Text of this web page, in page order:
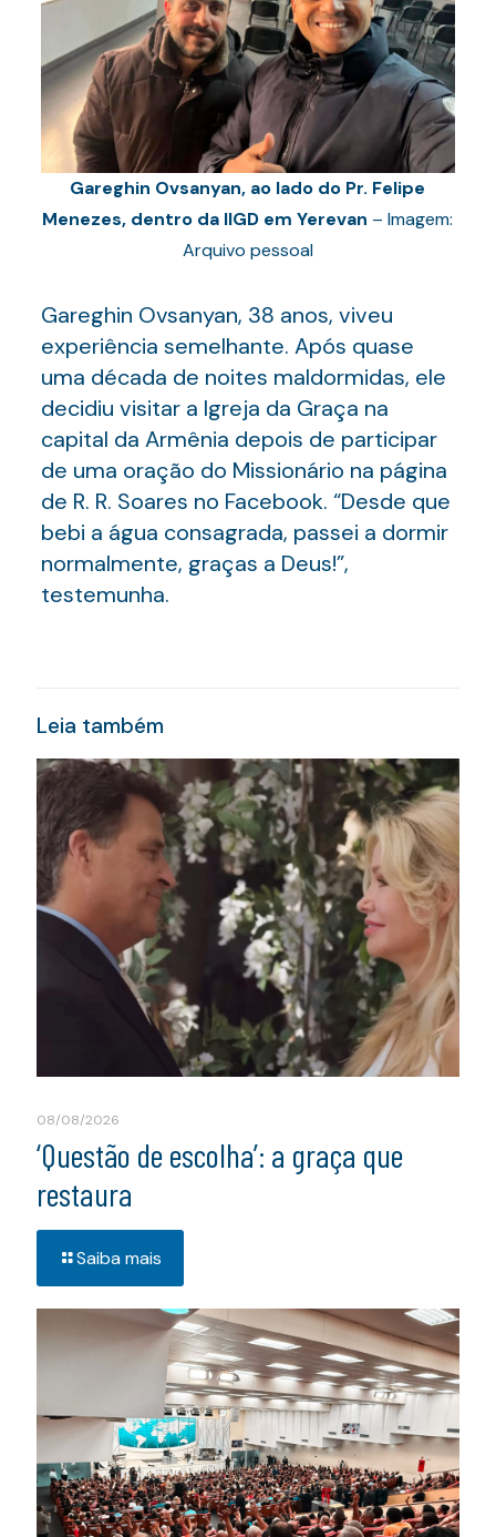
Gareghin Ovsanyan, ao lado do Pr. Felipe
Menezes, dentro da IIGD em Yerevan – Imagem:
Arquivo pessoal
Gareghin Ovsanyan, 38 anos, viveu
experiência semelhante. Após quase
uma década de noites maldormidas, ele
decidiu visitar a Igreja da Graça na
capital da Armênia depois de participar
de uma oração do Missionário na página
de R. R. Soares no Facebook. “Desde que
bebi a água consagrada, passei a dormir
normalmente, graças a Deus!”,
testemunha.
Leia também
08/08/2026
‘Questão de escolha’: a graça que
restaura
Saiba mais